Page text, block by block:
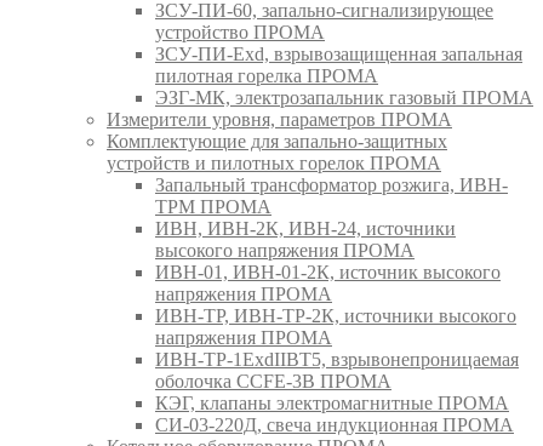
ЗСУ-ПИ-60, запально-сигнализирующее
устройство ПРОМА
ЗСУ-ПИ-Exd, взрывозащищенная запальная
пилотная горелка ПРОМА
ЭЗГ-МК, электрозапальник газовый ПРОМА
Измерители уровня, параметров ПРОМА
Комплектующие для запально-защитных
устройств и пилотных горелок ПРОМА
Запальный трансформатор розжига, ИВН-
ТРМ ПРОМА
ИВН, ИВН-2К, ИВН-24, источники
высокого напряжения ПРОМА
ИВН-01, ИВН-01-2К, источник высокого
напряжения ПРОМА
ИВН-ТР, ИВН-ТР-2К, источники высокого
напряжения ПРОМА
ИВН-ТР-1ExdIIBT5, взрывонепроницаемая
оболочка CCFE-3B ПРОМА
КЭГ, клапаны электромагнитные ПРОМА
СИ-03-220Д, свеча индукционная ПРОМА